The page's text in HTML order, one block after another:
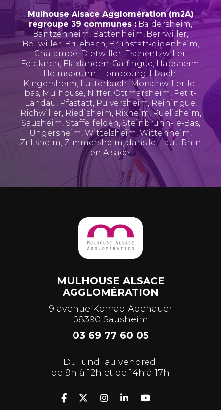
Mulhouse Alsace Agglomération (m2A)
regroupe 39 communes : Baldersheim,
Bantzenheim, Battenheim, Berrwiller,
Bollwiller, Bruebach,Brunstatt-didenheim,
Chalampé, Dietwiller, Eschentzwiller,
Feldkirch, Flaxlanden,Galfingue, Habsheim,
Heimsbrunn, Hombourg,Illzach,
Kingersheim, Lutterbach, Morschwiller-le-
bas, Mulhouse, Niffer, Ottmarsheim, Petit-
Landau, Pfastatt, Pulversheim, Reiningue,
Richwiller, Riedisheim, Rixheim,Ruelisheim,
Sausheim, Staffelfelden, Steinbrunn-le-Bas,
Ungersheim, Wittelsheim,Wittenheim,
Zillisheim, Zimmersheim, dans le Haut-Rhin
en Alsace.
MULHOUSE ALSACE
AGGLOMÉRATION
9 avenue Konrad Adenauer
68390 Sausheim
03 69 77 60 05
Du lundi au vendredi
de 9h à 12h et de 14h à 17h